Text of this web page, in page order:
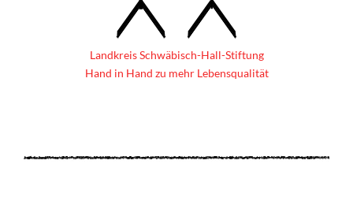
Landkreis Schwäbisch-Hall-Stiftung
Hand in Hand zu mehr Lebensqualität